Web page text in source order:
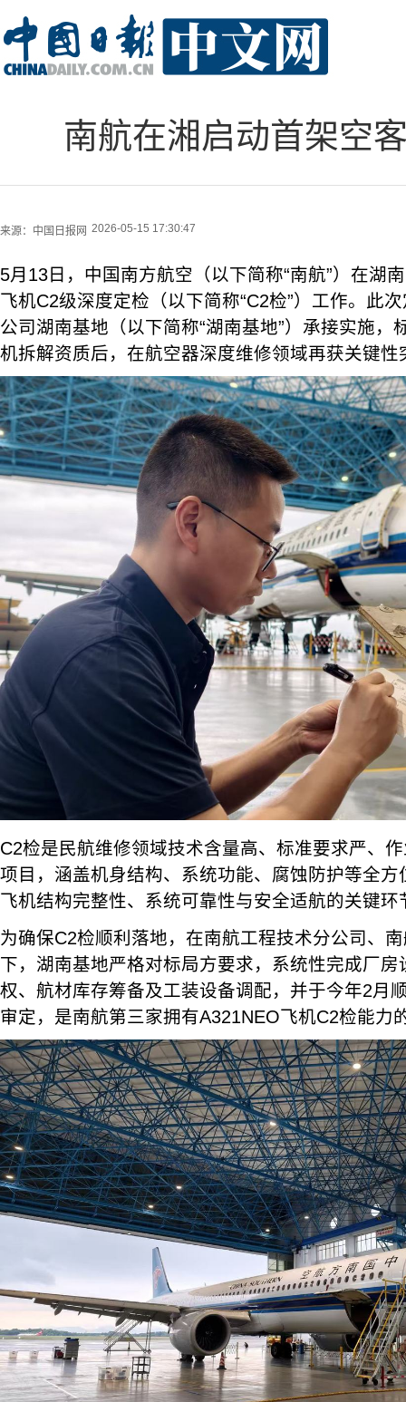
南航在湘启动首架空
来源： 中国日报网 2026-05-15 17:30:47
5月13日，中国南方航空（以下简称“南航”）在湖
飞机C2级深度定检（以下简称“C2检”）工作。此
公司湖南基地（以下简称“湖南基地”）承接实施，
机拆解资质后，在航空器深度维修领域再获关键性
C2检是民航维修领域技术含量高、标准要求严、
项目，涵盖机身结构、系统功能、腐蚀防护等全
飞机结构完整性、系统可靠性与安全适航的关键环
为确保C2检顺利落地，在南航工程技术分公司、
下，湖南基地严格对标局方要求，系统性完成厂
权、航材库存筹备及工装设备调配，并于今年2月
审定，是南航第三家拥有A321NEO飞机C2检能力